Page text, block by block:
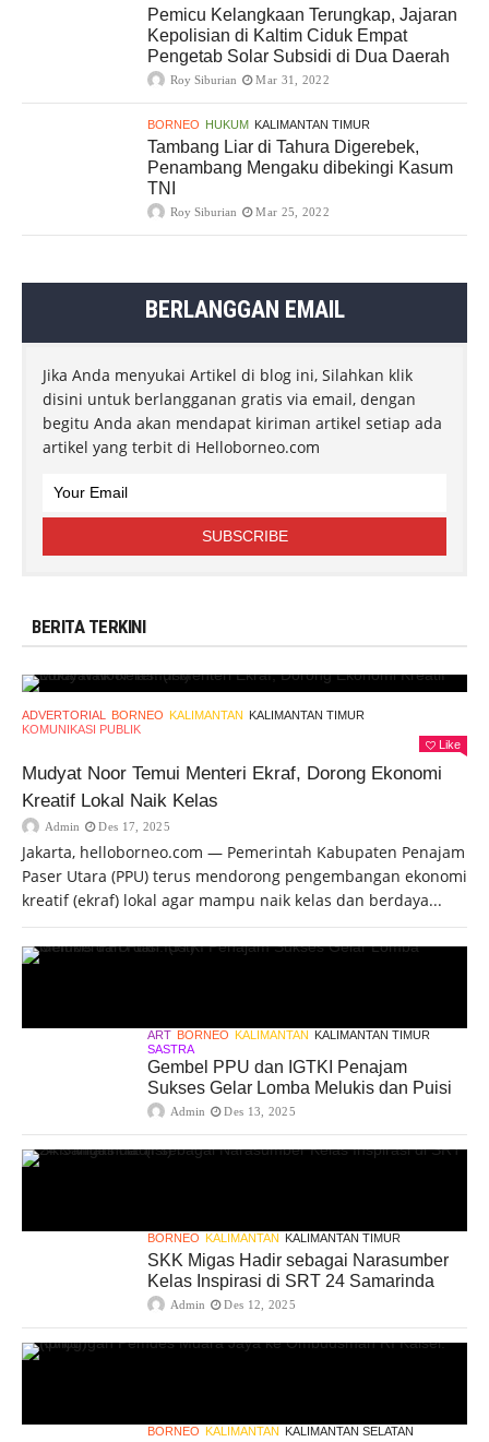
Pemicu Kelangkaan Terungkap, Jajaran
Kepolisian di Kaltim Ciduk Empat
Pengetab Solar Subsidi di Dua Daerah
Roy Siburian Mar 31, 2022
BORNEO HUKUM KALIMANTAN TIMUR
Tambang Liar di Tahura Digerebek,
Penambang Mengaku dibekingi Kasum
TNI
Roy Siburian Mar 25, 2022
BERLANGGAN EMAIL
Jika Anda menyukai Artikel di blog ini, Silahkan klik
disini untuk berlangganan gratis via email, dengan
begitu Anda akan mendapat kiriman artikel setiap ada
artikel yang terbit di Helloborneo.com
BERITA TERKINI
ADVERTORIAL BORNEO KALIMANTAN KALIMANTAN TIMUR
KOMUNIKASI PUBLIK
Like
Mudyat Noor Temui Menteri Ekraf, Dorong Ekonomi
Kreatif Lokal Naik Kelas
Admin Des 17, 2025
Jakarta, helloborneo.com — Pemerintah Kabupaten Penajam
Paser Utara (PPU) terus mendorong pengembangan ekonomi
kreatif (ekraf) lokal agar mampu naik kelas dan berdaya...
ART BORNEO KALIMANTAN KALIMANTAN TIMUR
SASTRA
Gembel PPU dan IGTKI Penajam
Sukses Gelar Lomba Melukis dan Puisi
Admin Des 13, 2025
BORNEO KALIMANTAN KALIMANTAN TIMUR
SKK Migas Hadir sebagai Narasumber
Kelas Inspirasi di SRT 24 Samarinda
Admin Des 12, 2025
BORNEO KALIMANTAN KALIMANTAN SELATAN